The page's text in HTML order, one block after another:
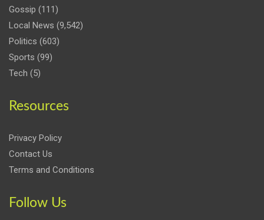
Gossip (111)
Local News (9,542)
Politics (603)
Sports (99)
Tech (5)
Resources
Privacy Policy
Contact Us
Terms and Conditions
Follow Us